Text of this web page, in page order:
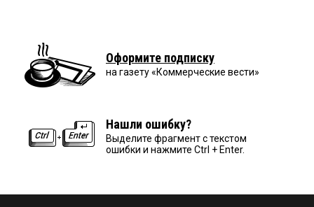
Оформите подписку
на газету «Коммерческие вести»
Нашли ошибку?
Выделите фрагмент с текстом
ошибки и нажмите Ctrl + Enter.